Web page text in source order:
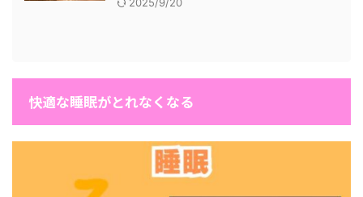
快適な睡眠がとれなくなる